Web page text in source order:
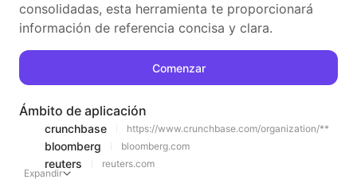
consolidadas, esta herramienta te proporcionará
información de referencia concisa y clara.
Comenzar
Ámbito de aplicación
crunchbase https://www.crunchbase.com/organization/**
bloomberg bloomberg.com
reuters
reuters.com
Expandir